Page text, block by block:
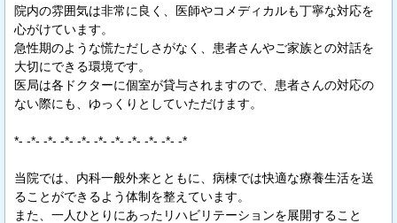
院内の雰囲気は非常に良く、医師やコメディカルも丁寧な対応を
心がけています。
急性期のような慌ただしさがなく、患者さんやご家族との対話を
大切にできる環境です。
医局は各ドクターに個室が貸与されますので、患者さんの対応の
ない際にも、ゆっくりとしていただけます。
*- -*- -*- -*- -*- -*- -*- -*- -*- -*- -*
当院では、内科一般外来とともに、病棟では快適な療養生活を送
ることができるよう体制を整えています。
また、一人ひとりにあったリハビリテーションを展開すること